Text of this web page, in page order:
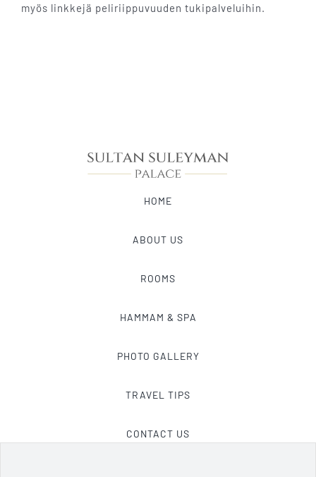
myös linkkejä peliriippuvuuden tukipalveluihin.
HOME
ABOUT US
ROOMS
HAMMAM & SPA
PHOTO GALLERY
TRAVEL TIPS
CONTACT US